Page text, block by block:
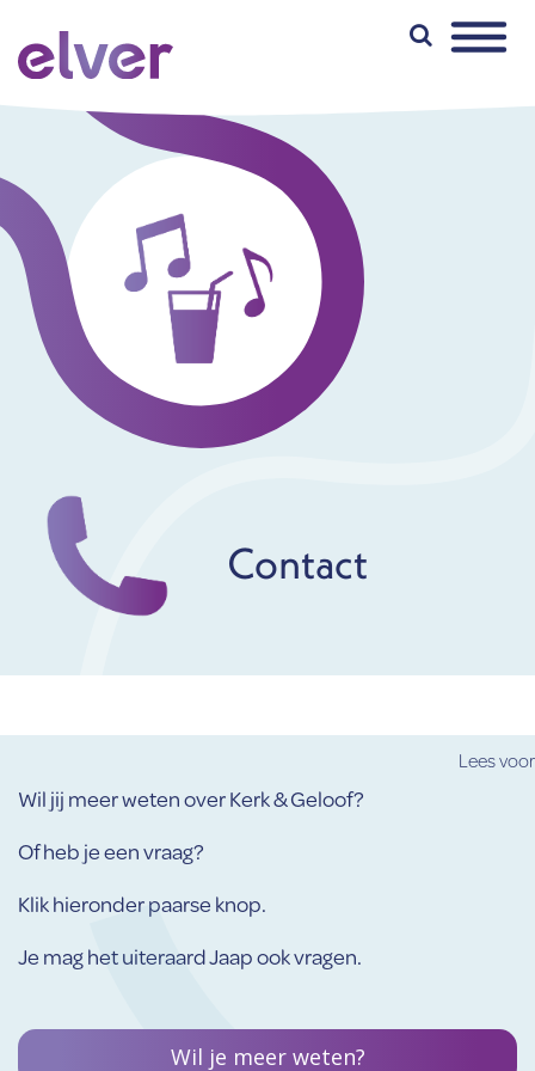
Contact
Lees voor
Wil jij meer weten over Kerk & Geloof?
Of heb je een vraag?
Klik hieronder paarse knop.
Je mag het uiteraard Jaap ook vragen.
Wil je meer weten?